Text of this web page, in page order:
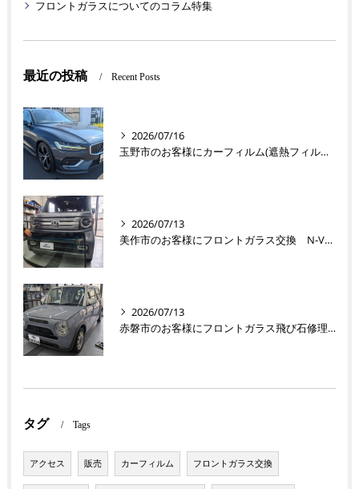
フロントガラスについてのコラム特集
最近の投稿 Recent Posts
2026/07/16
玉野市のお客様にカーフィルム(遮熱フィルム) V60【nexus株式会社】
2026/07/13
美作市のお客様にフロントガラス交換 N-VAN【nexus株式会社】
2026/07/13
赤磐市のお客様にフロントガラス飛び石修理 ラパン【nexus株式会社】
タグ Tags
アクセス 販売 カーフィルム フロントガラス交換